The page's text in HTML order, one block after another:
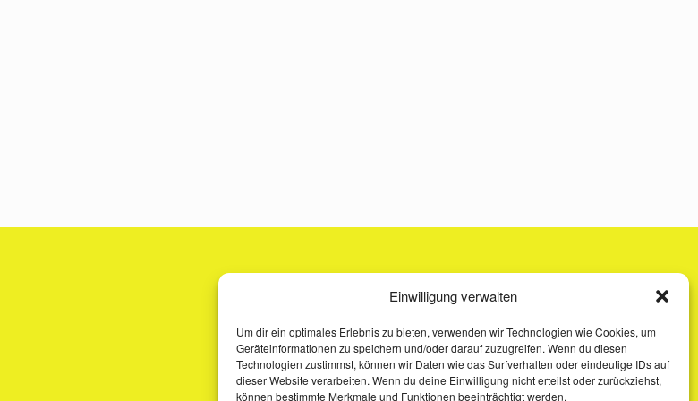
Einwilligung verwalten
Um dir ein optimales Erlebnis zu bieten, verwenden wir Technologien wie Cookies, um
Geräteinformationen zu speichern und/oder darauf zuzugreifen. Wenn du diesen
Technologien zustimmst, können wir Daten wie das Surfverhalten oder eindeutige IDs auf
dieser Website verarbeiten. Wenn du deine Einwilligung nicht erteilst oder zurückziehst,
können bestimmte Merkmale und Funktionen beeinträchtigt werden.